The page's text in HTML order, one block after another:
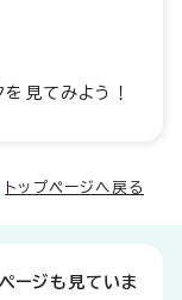
見てみよう！
トップページへ戻る
ージも見ていま